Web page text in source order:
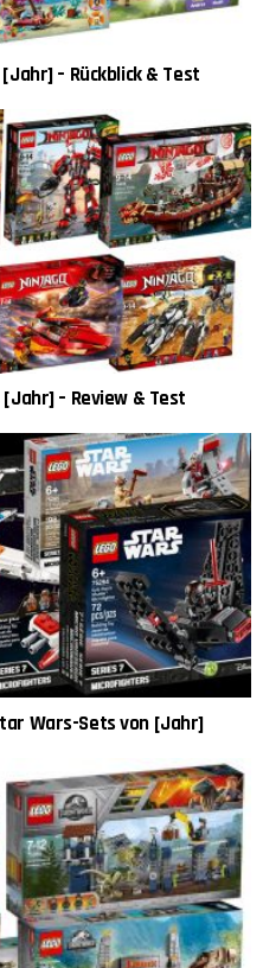
– Rückblick & Test
[Jahr] – Review & Test
Wars-Sets von [Jahr]